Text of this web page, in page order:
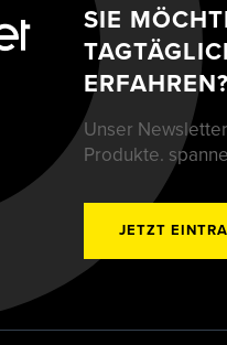
SIE
ERFAHREN?
Unser
Produkte.
JETZT